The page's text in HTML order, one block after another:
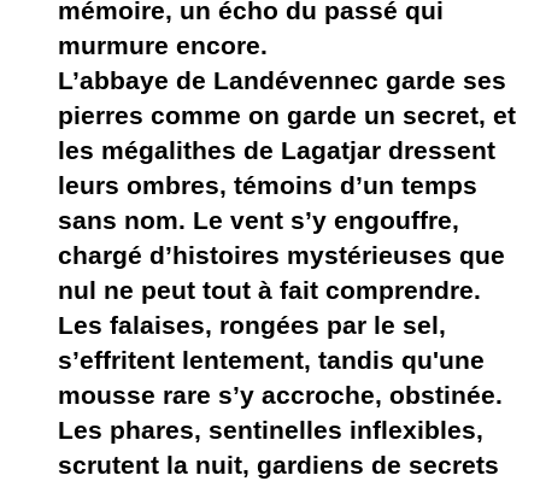
mémoire, un écho du passé qui
murmure encore.
L’abbaye de Landévennec garde ses
pierres comme on garde un secret, et
les mégalithes de Lagatjar dressent
leurs ombres, témoins d’un temps
sans nom. Le vent s’y engouffre,
chargé d’histoires mystérieuses que
nul ne peut tout à fait comprendre.
Les falaises, rongées par le sel,
s’effritent lentement, tandis qu'une
mousse rare s’y accroche, obstinée.
Les phares, sentinelles inflexibles,
scrutent la nuit, gardiens de secrets